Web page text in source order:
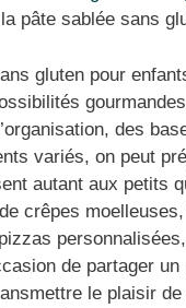
pâte sablée sans
gluten pour
des
variés, on peut
autant aux petits
crêpes
de partager un
le plaisir de